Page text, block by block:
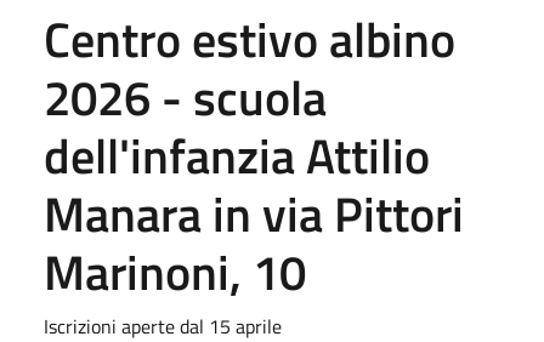
Centro estivo albino
2026 - scuola
dell'infanzia Attilio
Manara in via Pittori
Marinoni, 10
Iscrizioni aperte dal 15 aprile